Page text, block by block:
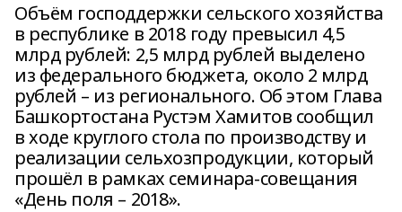
Объём господдержки сельского хозяйства
в республике в 2018 году превысил 4,5
млрд рублей: 2,5 млрд рублей выделено
из федерального бюджета, около 2 млрд
рублей – из регионального. Об этом Глава
Башкортостана Рустэм Хамитов сообщил
в ходе круглого стола по производству и
реализации сельхозпродукции, который
прошёл в рамках семинара-совещания
«День поля – 2018».